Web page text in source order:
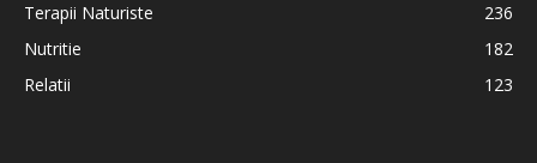
Terapii Naturiste
236
Nutritie
182
Relatii
123